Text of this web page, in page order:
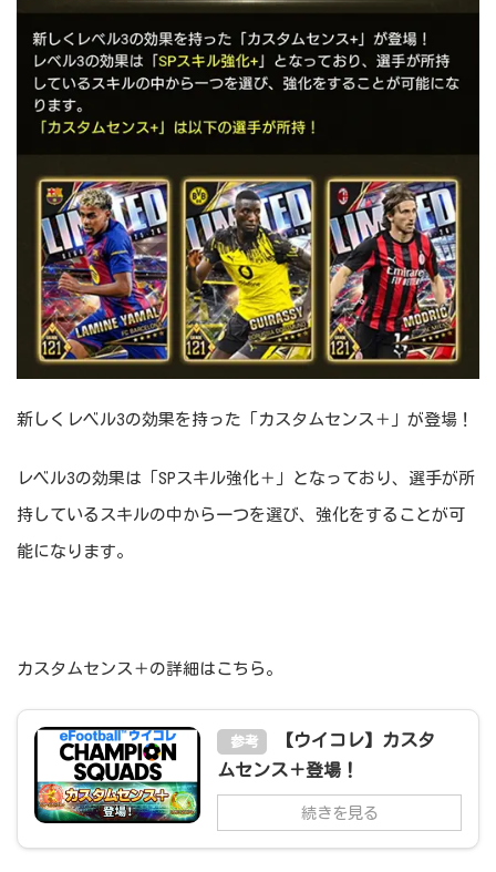
新しくレベル3の効果を持った「カスタムセンス＋」が登場！
レベル3の効果は「SPスキル強化＋」となっており、選手が所
持しているスキルの中から一つを選び、強化をすることが可
能になります。
カスタムセンス＋の詳細はこちら。
参考
【ウイコレ】カスタ
ムセンス＋登場！
続きを見る